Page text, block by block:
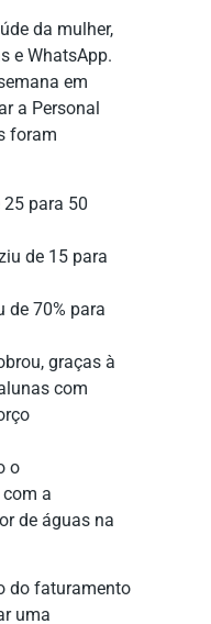
da mulher,
e WhatsApp.
em
a Personal
foram
25 para 50
de 15 para
de 70% para
graças à
com
o
com a
de águas na